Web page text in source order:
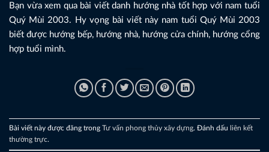
Bạn vừa xem qua bài viết danh hướng nhà tốt hợp với nam tuổi
Quý Mùi 2003. Hy vọng bài viết này nam tuổi Quý Mùi 2003
biết được hướng bếp, hướng nhà, hướng cửa chính, hướng cổng
hợp tuổi mình.
Bài viết này được đăng trong Tư vấn phong thủy xây dựng. Đánh dấu liên kết
thường trực.